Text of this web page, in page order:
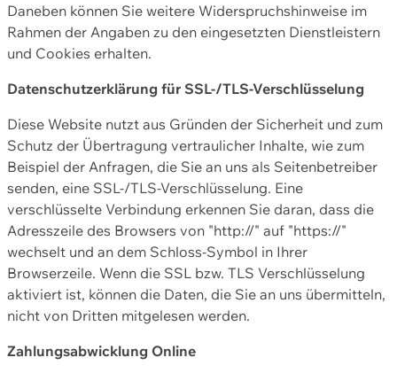
Daneben können Sie weitere Widerspruchshinweise im
Rahmen der Angaben zu den eingesetzten Dienstleistern
und Cookies erhalten.
Datenschutzerklärung für SSL-/TLS-Verschlüsselung
Diese Website nutzt aus Gründen der Sicherheit und zum
Schutz der Übertragung vertraulicher Inhalte, wie zum
Beispiel der Anfragen, die Sie an uns als Seitenbetreiber
senden, eine SSL-/TLS-Verschlüsselung. Eine
verschlüsselte Verbindung erkennen Sie daran, dass die
Adresszeile des Browsers von "http://" auf "https://"
wechselt und an dem Schloss-Symbol in Ihrer
Browserzeile. Wenn die SSL bzw. TLS Verschlüsselung
aktiviert ist, können die Daten, die Sie an uns übermitteln,
nicht von Dritten mitgelesen werden.
Zahlungsabwicklung Online